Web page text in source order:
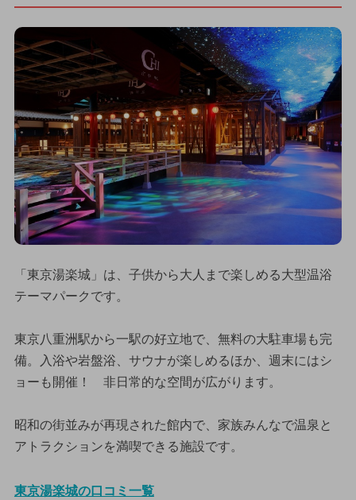
「東京湯楽城」は、子供から大人まで楽しめる大型温浴
テーマパークです。
東京八重洲駅から一駅の好立地で、無料の大駐車場も完
備。入浴や岩盤浴、サウナが楽しめるほか、週末にはシ
ョーも開催！ 非日常的な空間が広がります。
昭和の街並みが再現された館内で、家族みんなで温泉と
アトラクションを満喫できる施設です。
東京湯楽城の口コミ一覧